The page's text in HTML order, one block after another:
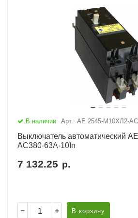
В наличии Арт.: АЕ 2545-М10ХЛ2-
Выключатель автоматический
AC380-63А-10In
7 132.25 р.
В корзину